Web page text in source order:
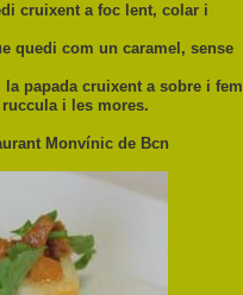
cruixent a foc lent, colar i
quedi com un caramel, sense
papada cruixent a sobre i fem
i les mores.
Monvínic de Bcn